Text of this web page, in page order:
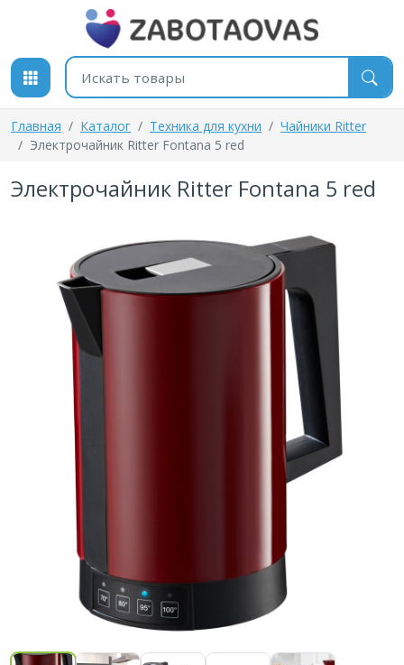
К содержимому
Поиск товаров
Главная Каталог Техника для кухни
Чайники Ritter
Электрочайник Ritter Fontana 5 red
Электрочайник Ritter Fontana 5 red